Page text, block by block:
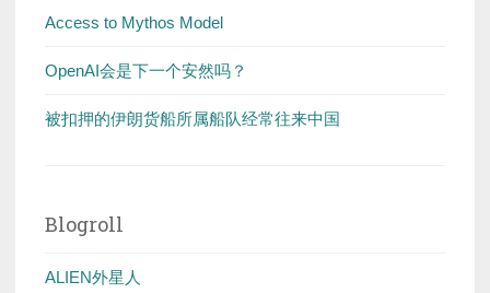
Access to Mythos Model
OpenAI会是下一个安然吗？
被扣押的伊朗货船所属船队经常往来中国
Blogroll
ALIEN外星人